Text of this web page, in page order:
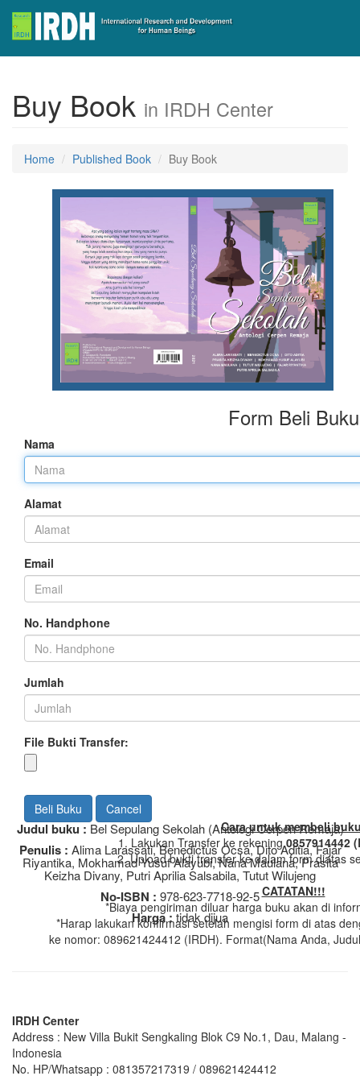
Buy Book in IRDH Center
Home Published Book Buy Book
Form Beli Buku
Nama
Alamat
Email
No. Handphone
Jumlah
File Bukti Transfer:
Cancel
Cara untuk membeli
1. Lakukan Transfer ke rekening0857914442
2. Upload bukti transfer ke dalam form diatas
CATATAN!!!
*Biaya pengiriman diluar harga buku akan di
*Harap lakukan konfirmasi setelah mengisi form di atas
ke nomor: 089621424412 (IRDH). Format(Nama Anda,
Judul buku : Bel Sepulang Sekolah (Antologi Cerpen Remaja)
Penulis : Alima Larassati, Benedictus Ocsa, Dito Aditia, Fajar
Riyantika, Mokhamad Yusuf Alayubi, Nana Maulana, Prasita
Keizha Divany, Putri Aprilia Salsabila, Tutut Wilujeng
No-ISBN : 978-623-7718-92-5
Harga :tidak dijua
IRDH Center
Address : New Villa Bukit Sengkaling Blok C9 No.1, Dau, Malang -
Indonesia
No. HP/Whatsapp : 081357217319 / 089621424412